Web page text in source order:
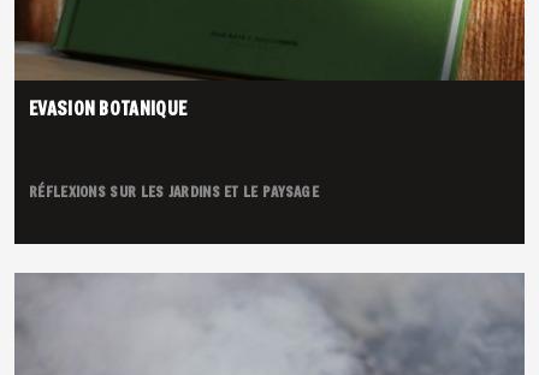
EVASION BOTANIQUE
RÉFLEXIONS SUR LES JARDINS ET LE PAYSAGE